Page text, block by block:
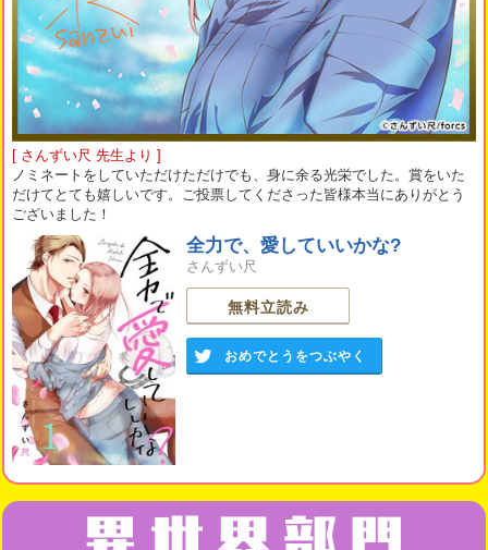
[ さんずい尺 先生より ]
ノミネートをしていただけただけでも、身に余る光栄でした。賞をいた
だけてとても嬉しいです。ご投票してくださった皆様本当にありがとう
ございました！
全力で、愛していいかな?
さんずい尺
無料立読み
おめでとうをつぶやく